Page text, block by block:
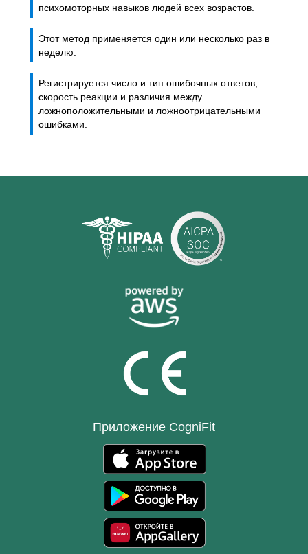
психомоторных навыков людей всех возрастов.
Этот метод применяется один или несколько раз в
неделю.
Регистрируется число и тип ошибочных ответов,
скорость реакции и различия между
ложноположительными и ложноотрицательными
ошибками.
Приложение CogniFit